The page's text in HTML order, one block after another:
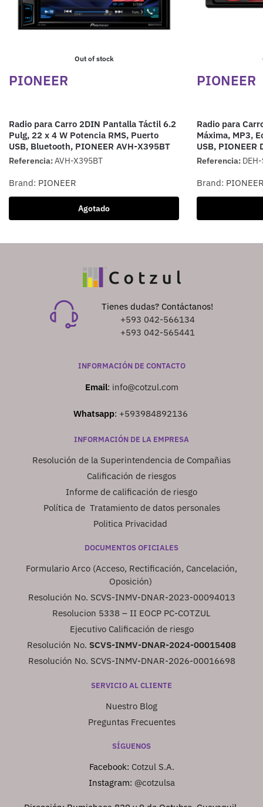
Out of stock
PIONEER
Radio para Carro 2DIN Pantalla Táctil 6.2
Pulg, 22 x 4 W Potencia RMS, Puerto
USB, Bluetooth, PIONEER AVH-X395BT
Referencia:AVH-X395BT
Brand: PIONEER
Agotado
PIONEER
Radio para
Máxima, MP3,
USB, PIONEER
Referencia:
Brand:
Tienes dudas? Contáctanos!
+593 042-566134
+593 042-565441
INFORMACIÓN DE CONTACTO
Email: info@cotzul.com
Whatsapp: +593984892136
INFORMACIÓN DE LA EMPRESA
Resolución de la Superintendencia de Compañias
Calificación de riesgos
Informe de calificación de riesgo
Política de Tratamiento de datos personales
Politica Privacidad
DOCUMENTOS OFICIALES
Formulario Arco (Acceso, Rectificación, Cancelación,
Oposición)
Resolución No. SCVS-INMV-DNAR-2023-00094013
Resolucion 5338 – II EOCP PC-COTZUL
Ejecutivo Calificación de riesgo
Resolución No. SCVS-INMV-DNAR-2024-00015408
Resolución No. SCVS-INMV-DNAR-2026-00016698
SERVICIO AL CLIENTE
Nuestro Blog
Preguntas Frecuentes
SÍGUENOS
Facebook: Cotzul S.A.
Instagram: @cotzulsa